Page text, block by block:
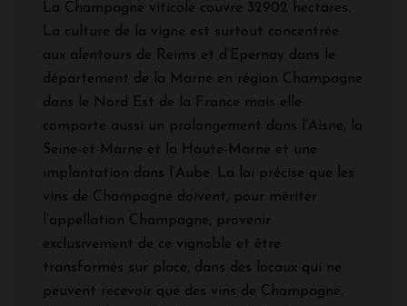
La Champagne viticole couvre 32902 hectares.
La culture de la vigne est surtout concentrée
aux alentours de Reims et d’Epernay dans le
département de la Marne en région Champagne
dans le Nord Est de la France mais elle
comporte aussi un prolongement dans l’Aisne, la
Seine-et-Marne et la Haute-Marne et une
implantation dans l’Aube. La loi précise que les
vins de Champagne doivent, pour mériter
l’appellation Champagne, provenir
exclusivement de ce vignoble et être
transformés sur place, dans des locaux qui ne
peuvent recevoir que des vins de Champagne.